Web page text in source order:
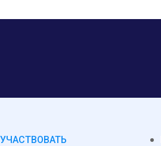
УЧАСТВОВАТЬ